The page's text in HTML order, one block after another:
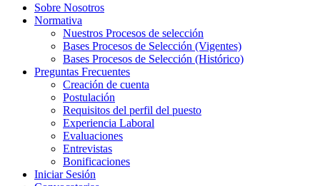
Sobre Nosotros
Normativa
Nuestros Procesos de selección
Bases Procesos de Selección (Vigentes)
Bases Procesos de Selección (Histórico)
Preguntas Frecuentes
Creación de cuenta
Postulación
Requisitos del perfil del puesto
Experiencia Laboral
Evaluaciones
Entrevistas
Bonificaciones
Iniciar Sesión